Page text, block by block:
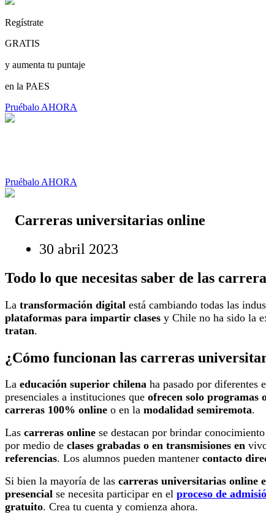
Regístrate
GRATIS
y aumenta tu puntaje
en la PAES
Pruébalo AHORA
Pruébalo AHORA
Carreras universitarias online
30 abril 2023
Todo lo que necesitas saber de las
La transformación digital está cambiando todas las
plataformas para impartir clases y Chile no ha sido la
tratan.
¿Cómo funcionan las carreras
La educación superior chilena ha pasado por diferentes
presenciales a instituciones que ofrecen solo programas
carreras 100% online o en la modalidad semiremota.
Las carreras online se destacan por brindar conocimiento
por medio de clases grabadas o en transmisiones en
referencias. Los alumnos pueden mantener contacto
Si bien la mayoría de las carreras universitarias online
presencial se necesita participar en el proceso de
gratuito. Crea tu cuenta y comienza ahora.